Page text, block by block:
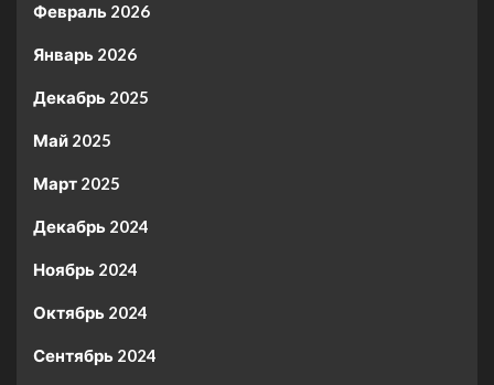
Февраль 2026
Январь 2026
Декабрь 2025
Май 2025
Март 2025
Декабрь 2024
Ноябрь 2024
Октябрь 2024
Сентябрь 2024